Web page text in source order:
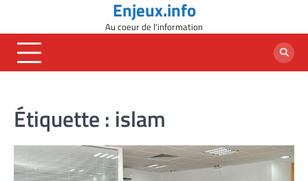
content
Enjeux.info
Au coeur de l'information
Étiquette : islam